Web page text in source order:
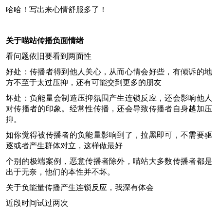
哈哈！写出来心情舒服多了！
关于喵站传播负面情绪
看问题依旧要看到两面性
好处：传播者得到他人关心，从而心情会好些，有倾诉的地
方不至于太过压抑，还有可能交到更多的朋友
坏处：负能量会制造压抑氛围产生连锁反应，还会影响他人
对传播者的印象。经常性传播，还会导致传播者自身越加压
抑。
如你觉得被传播者的负能量影响到了，拉黑即可，不需要驱
逐或者产生群体对立，这样做最好
个别的极端案例，恶意传播者除外，喵站大多数传播者都是
出于无奈，他们的本性并不坏。
关于负能量传播产生连锁反应，我深有体会
近段时间试过两次